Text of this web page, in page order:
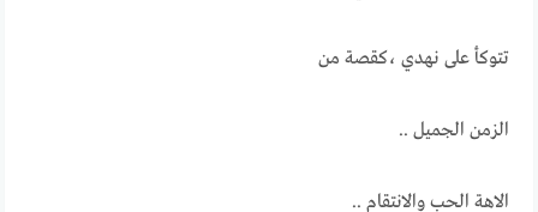
تتوكأ على نهدي ،كقصة من
الزمن الجميل ..
الاهة الحب والانتقام ..